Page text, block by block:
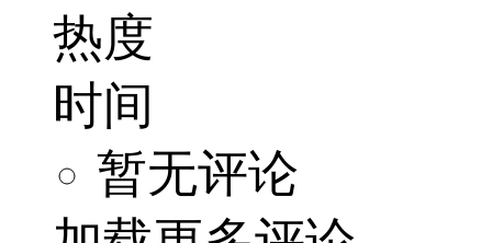
热度
时间
暂无评论